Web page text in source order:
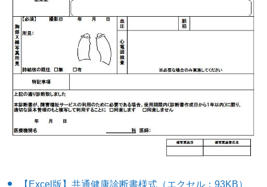
【Excel版】共通健康診断書様式（エクセル：93KB）